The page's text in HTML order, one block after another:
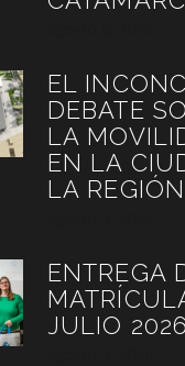
EL
DEBATE
LA
EN LA
LA REGIÓN
ENTREGA
JULIO 2026